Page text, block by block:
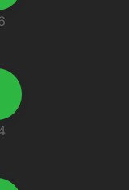
02 96
57 64